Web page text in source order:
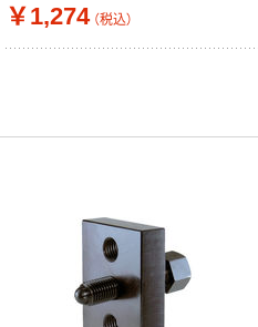
￥1,274 （税込）